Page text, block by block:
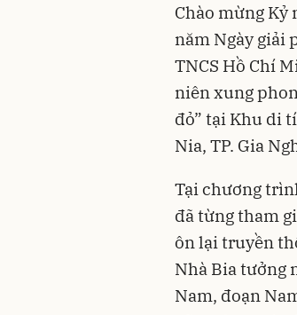
Chào mừng Kỷ
năm Ngày giải
TNCS Hồ Chí
niên xung
đỏ” tại Khu di
Nia, TP. Gia
Tại chương
đã từng tham
ôn lại truyền
Nhà Bia tưởng
Nam, đoạn